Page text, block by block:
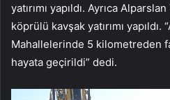
yatırımı yapıldı. Ayrıca
köprülü kavşak yatırımı
Mahallelerinde 5 kilometreden
hayata geçirildi” dedi.